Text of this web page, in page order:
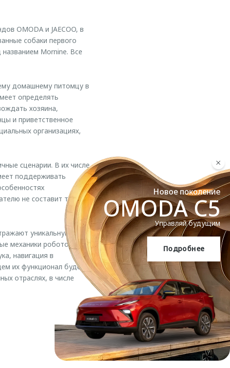
OMODA C5
Новое поколение
OMODA C5
Управляй будущим
Подробнее
OMODA и JAECOO, в
собаки первого
Mornine. Все
домашнему питомцу в
определять
хозяина,
и приветственное
организациях,
сценарии. В их числе
поддерживать
не составит труда
уникальную
механики роботов от
навигация в
их функционал будет
отраслях, в числе